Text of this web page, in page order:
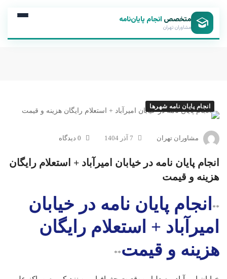
متخصص انجام پایان‌نامه
مشاوران تهران
انجام پایان نامه شهرها
مشاوران تهران 7 آذر 1404 0 دیدگاه
انجام پایان نامه در خیابان امیرآباد + استعلام رایگان
هزینه و قیمت
**
انجام پایان نامه در خیابان
امیرآباد + استعلام رایگان
هزینه و قیمت **